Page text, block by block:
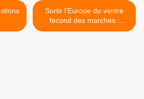
Sortir l’Europe du ventre
fécond des marchés :
incontournable pour